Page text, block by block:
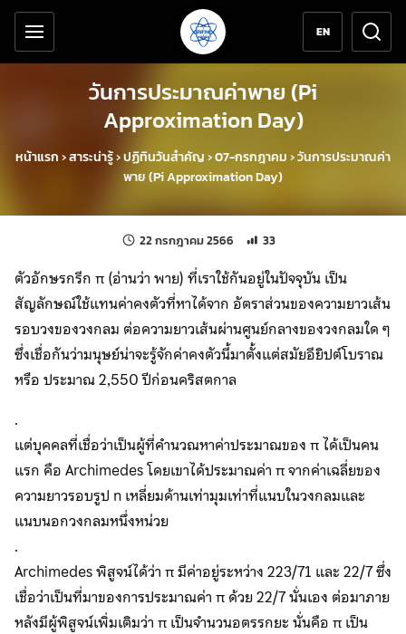
ข้ามไปยังเนื้อหาหลัก
เครื่องมือช่วยเหลือ
EN
วันการประมาณค่าพาย (Pi
Approximation Day)
หน้าแรก›สาระน่ารู้›ปฏิทินวันสำคัญ›07-กรกฎาคม›วันการประมาณค่า
พาย (Pi Approximation Day)
22 กรกฎาคม 2566 แก้ไขล่าสุดเมื่อ:
จำนวนการเข้าชม 33 ครั้ง
33
ตัวอักษรกรีก π (อ่านว่า พาย) ที่เราใช้กันอยู่ในปัจจุบัน เป็น
สัญลักษณ์ใช้แทนค่าคงตัวที่หาได้จาก อัตราส่วนของความยาวเส้น
รอบวงของวงกลม ต่อความยาวเส้นผ่านศูนย์กลางของวงกลมใด ๆ
ซึ่งเชื่อกันว่ามนุษย์น่าจะรู้จักค่าคงตัวนี้มาตั้งแต่สมัยอียิปต์โบราณ
หรือ ประมาณ 2,550 ปีก่อนคริสตกาล
.
แต่บุคคลที่เชื่อว่าเป็นผู้ที่คำนวณหาค่าประมาณของ π ได้เป็นคน
แรก คือ Archimedes โดยเขาได้ประมาณค่า π จากค่าเฉลี่ยของ
ความยาวรอบรูป n เหลี่ยมด้านเท่ามุมเท่าที่แนบในวงกลมและ
แนบนอกวงกลมหนึ่งหน่วย
.
Archimedes พิสูจน์ได้ว่า π มีค่าอยู่ระหว่าง 223/71 และ 22/7 ซึ่ง
เชื่อว่าเป็นที่มาของการประมาณค่า π ด้วย 22/7 นั่นเอง ต่อมาภาย
หลังมีผู้พิสูจน์เพิ่มเติมว่า π เป็นจำนวนอตรรกยะ นั่นคือ π เป็น